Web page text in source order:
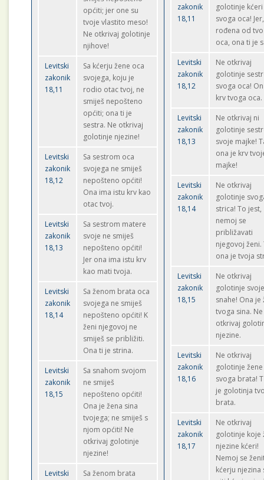
općiti; jer one su
tvoje vlastito meso!
Ne otkrivaj golotinje
njihove!
Levitski
zakonik
18,11
Sa kćerju žene oca
svojega, koju je
rodio otac tvoj, ne
smiješ nepošteno
općiti; ona ti je
sestra. Ne otkrivaj
golotinje njezine!
Levitski
zakonik
18,12
Sa sestrom oca
svojega ne smiješ
nepošteno općiti!
Ona ima istu krv kao
otac tvoj.
Levitski
zakonik
18,13
Sa sestrom matere
svoje ne smiješ
nepošteno općiti!
Jer ona ima istu krv
kao mati tvoja.
Levitski
zakonik
18,14
Sa ženom brata oca
svojega ne smiješ
nepošteno općiti! K
ženi njegovoj ne
smiješ se približiti.
Ona ti je strina.
Levitski
zakonik
18,15
Sa snahom svojom
ne smiješ
nepošteno općiti!
Ona je žena sina
tvojega; ne smiješ s
njom općiti! Ne
otkrivaj golotinje
njezine!
Levitski
Sa ženom brata
zakonik
18,11
golotinje
svoga oca! Jer,
rođena od
oca, ona ti je
Levitski
zakonik
18,12
Ne otkrivaj
golotinje
svoga oca!
krv tvoga oca.
Levitski
zakonik
18,13
Ne otkrivaj ni
golotinje
svoje majke!
ona je krv
majke!
Levitski
zakonik
18,14
Ne otkrivaj
golotinje
strica! To jest,
nemoj se
približavati
njegovoj ženi.
ona je tvoja
Levitski
zakonik
18,15
Ne otkrivaj
golotinje
snahe! Ona je
tvoga sina. Ne
otkrivaj
njezine.
Levitski
zakonik
18,16
Ne otkrivaj
golotinje žene
svoga brata!
je golotinja
brata.
Levitski
zakonik
18,17
Ne otkrivaj
golotinje koje
njezine kćeri!
Nemoj se
kćerju njezina